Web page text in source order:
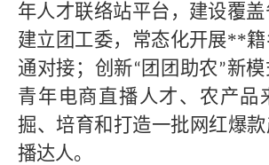
年人才联络站平台，建设覆盖
建立团工委，常态化开展**
通对接；创新“ 团团助农”新
青年电商直播人才、农产品
掘、培育和打造一批网红爆
播达人。